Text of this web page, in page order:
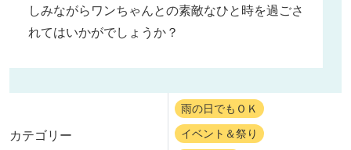
しみながらワンちゃんとの素敵なひと時を過ごさ
れてはいかがでしょうか？
カテゴリー
雨の日でもＯＫ
イベント＆祭り